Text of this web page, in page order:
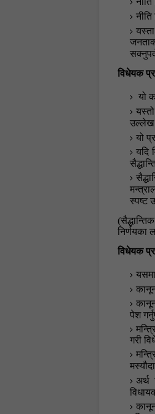
नीति
विधेयक
यो
उल्लेख
यो
यदि
स्पष्ट
(
निर्णयका
विधेयक
यस
पेश
गरी
अर्थ